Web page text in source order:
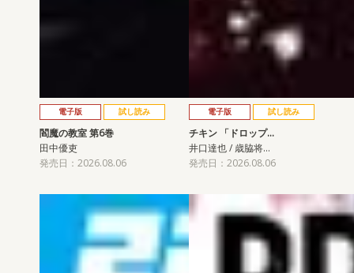
電子版 試し読み
閻魔の教室 第6巻
田中優吏
発売日：2026.08.06
電子版 試し読み
チキン 「ドロップ…
井口達也 / 歳脇将…
発売日：2026.08.06